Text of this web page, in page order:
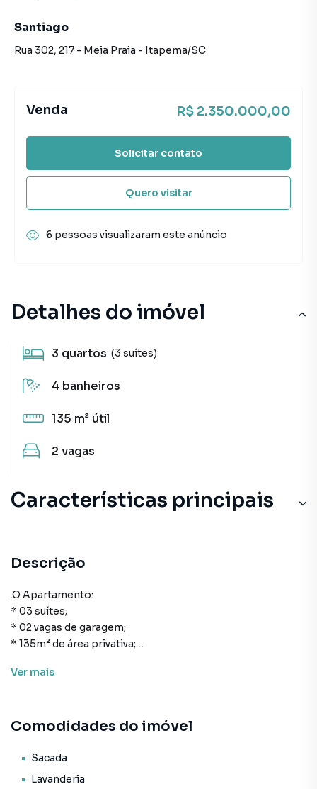
Detalhes do imóvel
3 quartos (3 suítes)
4 banheiros
135 m² útil
2 vagas
Características principais
Descrição
.O Apartamento:
* 03 suítes;
* 02 vagas de garagem;
* 135m² de área privativa;
* Área de serviço;
* Sacada com churrasqueira;
* Aquecimento a Gás;
* Espera para split;
Ver mais
Comodidades do imóvel
Sacada
Lavanderia
Santiago
Rua 302, 217 - Meia Praia - Itapema/SC
Venda R$ 2.350.000,00
Solicitar contato
Quero visitar
6 pessoas visualizaram este anúncio